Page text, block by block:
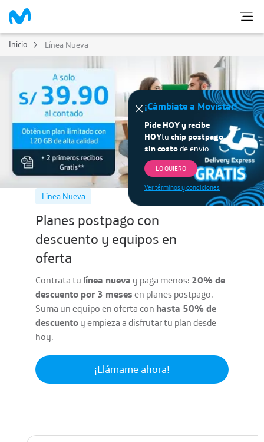
Inicio Línea Nueva
Línea Nueva
Planes postpago con
descuento y equipos en
oferta
Contrata tu línea nueva y paga menos: 20% de
descuento por 3 meses en planes postpago.
Suma un equipo en oferta con hasta 50% de
descuento y empieza a disfrutar tu plan desde
hoy.
¡Llámame ahora!
¡Cámbiate a Movistar!
Pide HOY y recibe
HOYtu chip postpago
sin costode envío.
LO QUIERO
Ver términos y condiciones